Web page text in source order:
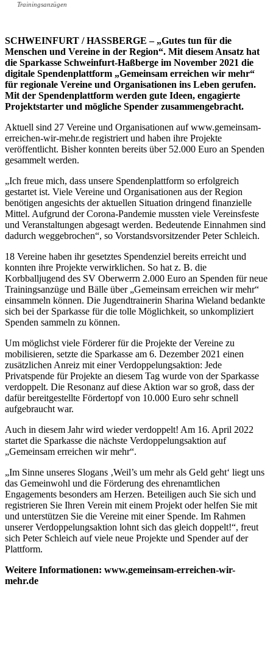
Trainingsanzügen
SCHWEINFURT / HASSBERGE – „Gutes tun für die
Menschen und Vereine in der Region“. Mit diesem Ansatz hat
die Sparkasse Schweinfurt-Haßberge im November 2021 die
digitale Spendenplattform „Gemeinsam erreichen wir mehr“
für regionale Vereine und Organisationen ins Leben gerufen.
Mit der Spendenplattform werden gute Ideen, engagierte
Projektstarter und mögliche Spender zusammengebracht.
Aktuell sind 27 Vereine und Organisationen auf www.gemeinsam-
erreichen-wir-mehr.de registriert und haben ihre Projekte
veröffentlicht. Bisher konnten bereits über 52.000 Euro an Spenden
gesammelt werden.
„Ich freue mich, dass unsere Spendenplattform so erfolgreich
gestartet ist. Viele Vereine und Organisationen aus der Region
benötigen angesichts der aktuellen Situation dringend finanzielle
Mittel. Aufgrund der Corona-Pandemie mussten viele Vereinsfeste
und Veranstaltungen abgesagt werden. Bedeutende Einnahmen sind
dadurch weggebrochen“, so Vorstandsvorsitzender Peter Schleich.
18 Vereine haben ihr gesetztes Spendenziel bereits erreicht und
konnten ihre Projekte verwirklichen. So hat z. B. die
Korbballjugend des SV Oberwerrn 2.000 Euro an Spenden für neue
Trainingsanzüge und Bälle über „Gemeinsam erreichen wir mehr“
einsammeln können. Die Jugendtrainerin Sharina Wieland bedankte
sich bei der Sparkasse für die tolle Möglichkeit, so unkompliziert
Spenden sammeln zu können.
Um möglichst viele Förderer für die Projekte der Vereine zu
mobilisieren, setzte die Sparkasse am 6. Dezember 2021 einen
zusätzlichen Anreiz mit einer Verdoppelungsaktion: Jede
Privatspende für Projekte an diesem Tag wurde von der Sparkasse
verdoppelt. Die Resonanz auf diese Aktion war so groß, dass der
dafür bereitgestellte Fördertopf von 10.000 Euro sehr schnell
aufgebraucht war.
Auch in diesem Jahr wird wieder verdoppelt! Am 16. April 2022
startet die Sparkasse die nächste Verdoppelungsaktion auf
„Gemeinsam erreichen wir mehr“.
„Im Sinne unseres Slogans ‚Weil’s um mehr als Geld geht‘ liegt uns
das Gemeinwohl und die Förderung des ehrenamtlichen
Engagements besonders am Herzen. Beteiligen auch Sie sich und
registrieren Sie Ihren Verein mit einem Projekt oder helfen Sie mit
und unterstützen Sie die Vereine mit einer Spende. Im Rahmen
unserer Verdoppelungsaktion lohnt sich das gleich doppelt!“, freut
sich Peter Schleich auf viele neue Projekte und Spender auf der
Plattform.
Weitere Informationen: www.gemeinsam-erreichen-wir-
mehr.de